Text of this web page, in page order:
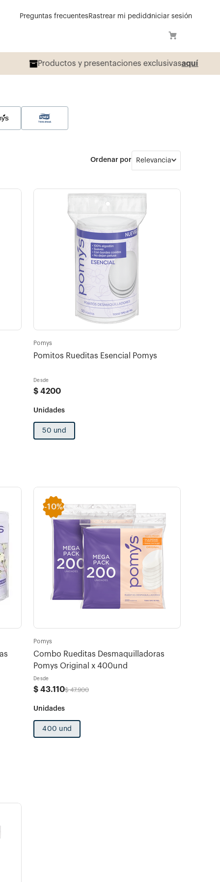
Preguntas frecuentes Rastrear mi pedidoIniciar sesión
Relevancia
Pomys
Pomitos Rueditas Esencial Pomys
Desde
$ 4200
50 und
-10%
Pomys
Combo Rueditas Desmaquilladoras
Pomys Original x 400und
Desde
$ 43.110$ 47.900
400 und